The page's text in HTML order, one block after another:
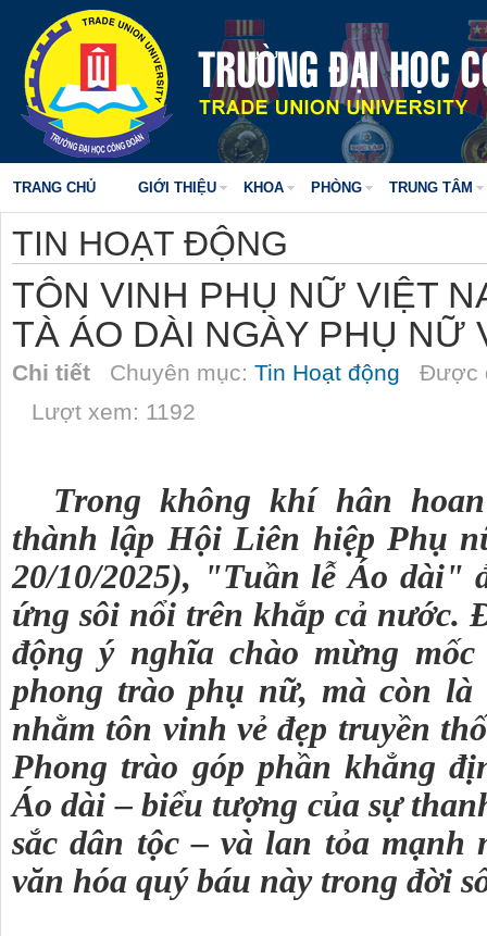
TRANG CHỦ GIỚI THIỆU KHOA PHÒNG TRUNG TÂM
TIN HOẠT ĐỘNG
TÔN VINH PHỤ NỮ VIỆT
TÀ ÁO DÀI NGÀY PHỤ NỮ
Chi tiết Chuyên mục: Tin Hoạt động Được
Lượt xem: 1192
Trong không khí hân
thành lập Hội Liên hiệp Phụ
20/10/2025), "Tuần lễ Áo dài"
ứng sôi nổi trên khắp cả nước.
động ý nghĩa chào mừng
phong trào phụ nữ, mà còn là
nhằm tôn vinh vẻ đẹp truyền
Phong trào góp phần khẳng
Áo dài – biểu tượng của sự
sắc dân tộc – và lan tỏa mạnh
văn hóa quý báu này trong đời